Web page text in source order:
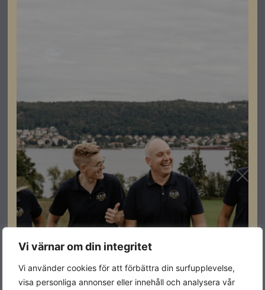
Vi värnar om din integritet
Vi använder cookies för att förbättra din surfupplevelse,
visa personliga annonser eller innehåll och analysera vår
Lösningen är skalbar och framtidssäker, med
möjlighet att stapla och expandera upp till 163,48 kWh.
Den passar flera användningsområden, såsom
egenförbrukning, effekttariffer och kundanpassade
energilösningar. Installation, driftsättning och
övervakning sker enkelt via Solplanets app, vilket ger
full kontroll och överblick